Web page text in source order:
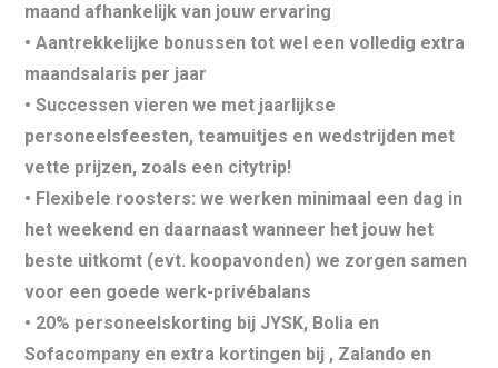
maand afhankelijk van jouw ervaring
• Aantrekkelijke bonussen tot wel een volledig extra
maandsalaris per jaar
• Successen vieren we met jaarlijkse
personeelsfeesten, teamuitjes enwedstrijden met
vette prijzen, zoals een citytrip! ️
• Flexibele roosters: we werken minimaal een dag in
het weekend en daarnaast wanneer het jouw het
beste uitkomt (evt. koopavonden) we zorgen samen
voor een goede werk-privébalans
• 20% personeelskorting bij JYSK, Bolia en
Sofacompany en extra kortingen bij , Zalando en